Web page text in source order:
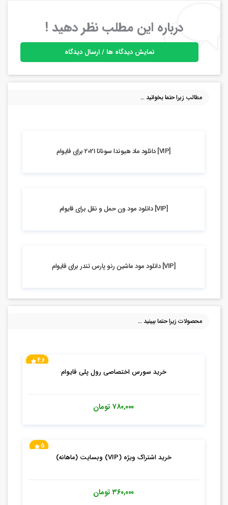
درباره این مطلب نظر دهید !
نمایش دیدگاه ها / ارسال دیدگاه
مطالب زیرا حتما بخوانید ...
[VIP] دانلود ماد هیوندا سوناتا 2021 برای فایوام
[VIP] دانلود مود ون حمل و نقل برای فایوام
[VIP] دانلود مود ماشین رنو پارس تندر برای فایوام
محصولات زیرا حتما ببینید ...
4.6
خرید سورس اختصاصی رول پلی فایوام
۷۸۰,۰۰۰ تومان
5
خرید اشتراک ویژه (VIP) وبسایت (ماهانه)
۳۶۰,۰۰۰تومان